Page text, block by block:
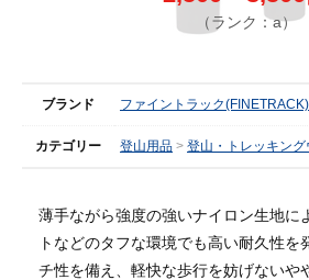
（ランク：a）
ブランド ファイントラック(FINETRACK)
カテゴリー 登山用品 登山・トレッキング
薄手ながら強度の強いナイロン生地に
トなどのタフな環境でも高い耐久性を
チ性を備え、軽快な歩行を妨げないや